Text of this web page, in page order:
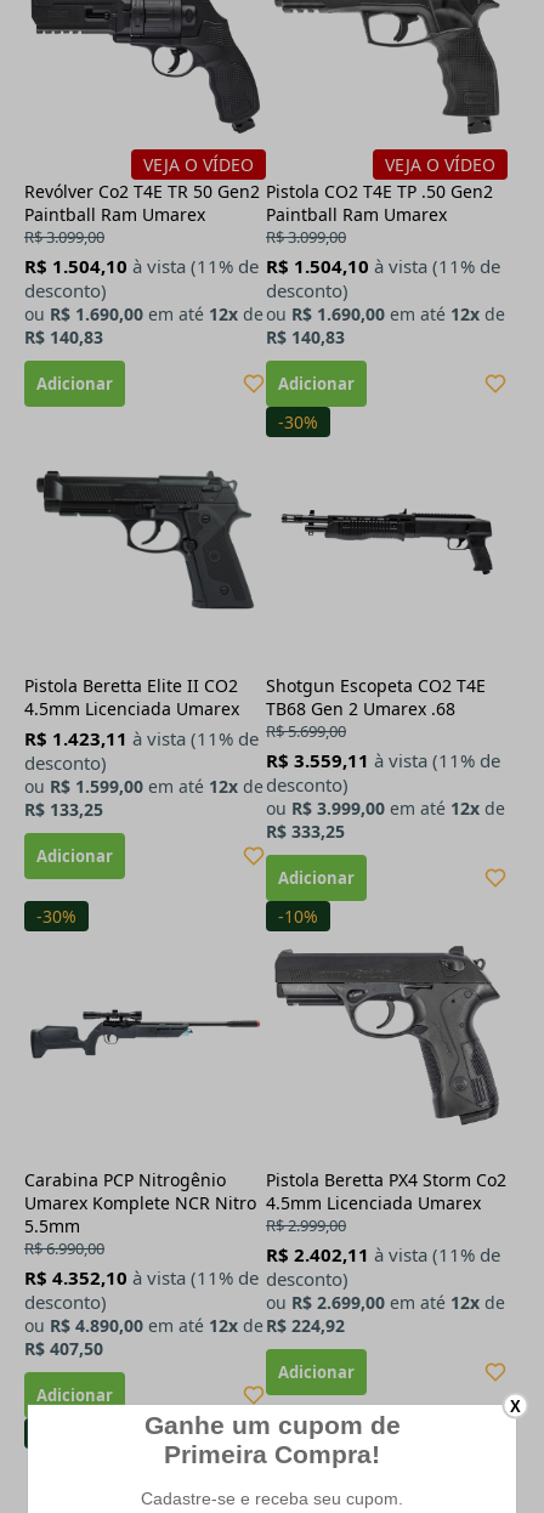
VEJA O VÍDEO
Revólver Co2 T4E TR 50 Gen2
Paintball Ram Umarex
R$ 3.099,00
R$ 1.504,10 à vista (11% de
desconto)
ou R$ 1.690,00 em até 12x de
R$ 140,83
VEJA O VÍDEO
Pistola CO2 T4E TP .50 Gen2
Paintball Ram Umarex
R$ 3.099,00
R$ 1.504,10 à vista (11% de
desconto)
ou R$ 1.690,00 em até 12x de
R$ 140,83
Pistola Beretta Elite II CO2
4.5mm Licenciada Umarex
R$ 1.423,11 à vista (11% de
desconto)
ou R$ 1.599,00 em até 12x de
R$ 133,25
-30%
Shotgun Escopeta CO2 T4E
TB68 Gen 2 Umarex .68
R$ 5.699,00
R$ 3.559,11 à vista (11% de
desconto)
ou R$ 3.999,00 em até 12x de
R$ 333,25
-30%
Carabina PCP Nitrogênio
Umarex Komplete NCR Nitro
5.5mm
R$ 6.990,00
R$ 4.352,10 à vista (11% de
desconto)
ou R$ 4.890,00 em até 12x de
R$ 407,50
-10%
Pistola Beretta PX4 Storm Co2
4.5mm Licenciada Umarex
R$ 2.999,00
R$ 2.402,11 à vista (11% de
desconto)
ou R$ 2.699,00 em até 12x de
R$ 224,92
-37%
X